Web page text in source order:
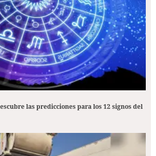
las predicciones para los 12 signos del